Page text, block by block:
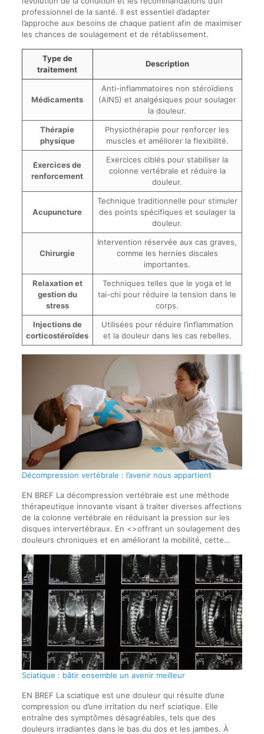
professionnel de la santé. Il est essentiel d’adapter
l’approche aux besoins de chaque patient afin de maximiser
les chances de soulagement et de rétablissement.
Type de
traitement
Description
Médicaments
Anti-inflammatoires non stéroïdiens
(AINS) et analgésiques pour soulager
la douleur.
Thérapie
physique
Physiothérapie pour renforcer les
muscles et améliorer la flexibilité.
Exercices de
renforcement
Exercices ciblés pour stabiliser la
colonne vertébrale et réduire la
douleur.
Acupuncture
Technique traditionnelle pour stimuler
des points spécifiques et soulager la
douleur.
Chirurgie
Intervention réservée aux cas graves,
comme les hernies discales
importantes.
Relaxation et
gestion du
stress
Techniques telles que le yoga et le
tai-chi pour réduire la tension dans le
corps.
Injections de
corticostéroïdes
Utilisées pour réduire l’inflammation
et la douleur dans les cas rebelles.
Décompression vertébrale : l’avenir nous appartient
EN BREF La décompression vertébrale est une méthode
thérapeutique innovante visant à traiter diverses affections
de la colonne vertébrale en réduisant la pression sur les
disques intervertébraux. En <>offrant un soulagement des
douleurs chroniques et en améliorant la mobilité, cette…
Sciatique : bâtir ensemble un avenir meilleur
EN BREF La sciatique est une douleur qui résulte d’une
compression ou d’une irritation du nerf sciatique. Elle
entraîne des symptômes désagréables, tels que des
douleurs irradiantes dans le bas du dos et les jambes. À